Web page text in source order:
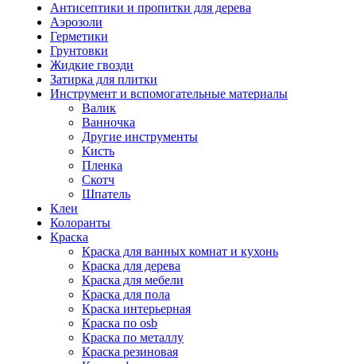
Антисептики и пропитки для дерева
Аэрозоли
Герметики
Грунтовки
Жидкие гвозди
Затирка для плитки
Инструмент и вспомогательные материалы
Валик
Ванночка
Другие инструменты
Кисть
Пленка
Скотч
Шпатель
Клеи
Колоранты
Краска
Краска для ванных комнат и кухонь
Краска для дерева
Краска для мебели
Краска для пола
Краска интерьерная
Краска по osb
Краска по металлу
Краска резиновая